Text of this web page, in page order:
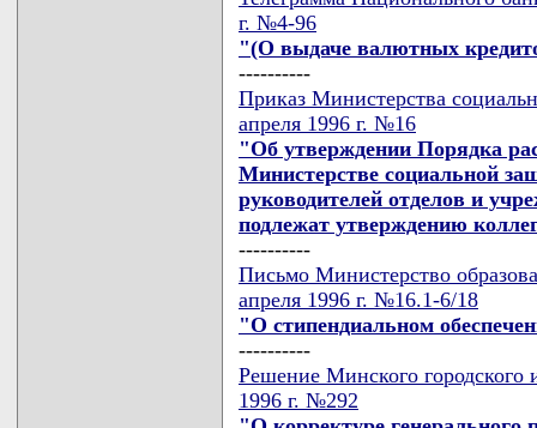
г. №4-96
"(О выдаче валютных
----------
Приказ Министерства
апреля 1996 г. №16
"Об утверждении Порядка
Министерстве социальной
руководителей отделов и
подлежат утверждению
----------
Письмо Министерство
апреля 1996 г. №16.1-6/18
"О стипендиальном
----------
Решение Минского городского
1996 г. №292